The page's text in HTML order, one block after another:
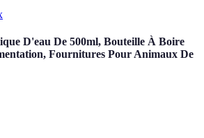
D'eau De 500ml, Bouteille À Boire
Fournitures Pour Animaux De